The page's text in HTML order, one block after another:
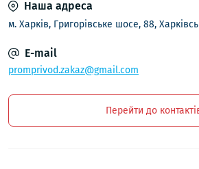
Наша адреса
м. Харків, Григорівське шосе, 88,
E-mail
promprivod.zakaz@gmail.com
Перейти до